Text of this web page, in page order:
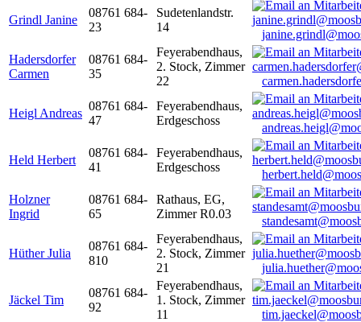
Grindl Janine
08761 684-
23
Sudetenlandstr.
14
Hadersdorfer
Carmen
08761 684-
35
Feyerabendhaus,
2. Stock, Zimmer
22
Heigl Andreas
08761 684-
47
Feyerabendhaus,
Erdgeschoss
Held Herbert
08761 684-
41
Feyerabendhaus,
Erdgeschoss
Holzner
Ingrid
08761 684-
65
Rathaus, EG,
Zimmer R0.03
Hüther Julia
08761 684-
810
Feyerabendhaus,
2. Stock, Zimmer
21
Jäckel Tim
08761 684-
92
Feyerabendhaus,
1. Stock, Zimmer
11